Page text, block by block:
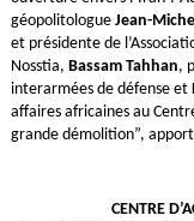
géopolitologue Jean-
et présidente de
Nosstia, Bassam Tahhan,
interarmées de défense et
affaires africaines au
grande démolition”,
CENTRE